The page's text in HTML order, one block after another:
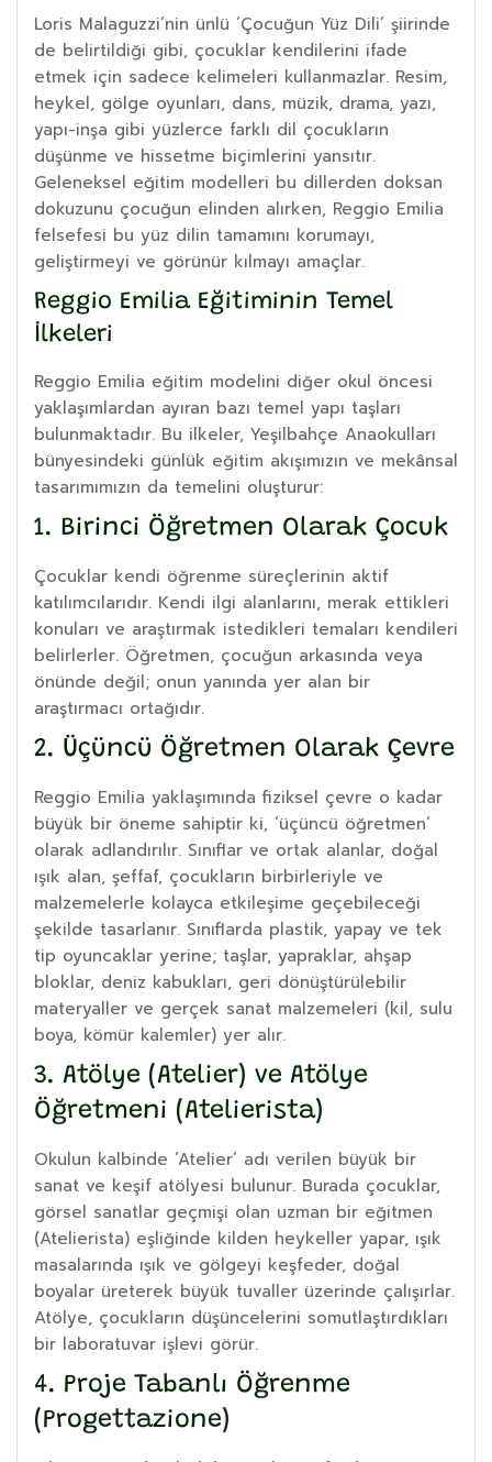
Loris Malaguzzi’nin ünlü ‘Çocuğun Yüz Dili’ şiirinde
de belirtildiği gibi, çocuklar kendilerini ifade
etmek için sadece kelimeleri kullanmazlar. Resim,
heykel, gölge oyunları, dans, müzik, drama, yazı,
yapı-inşa gibi yüzlerce farklı dil çocukların
düşünme ve hissetme biçimlerini yansıtır.
Geleneksel eğitim modelleri bu dillerden doksan
dokuzunu çocuğun elinden alırken, Reggio Emilia
felsefesi bu yüz dilin tamamını korumayı,
geliştirmeyi ve görünür kılmayı amaçlar.
Reggio Emilia Eğitiminin Temel
İlkeleri
Reggio Emilia eğitim modelini diğer okul öncesi
yaklaşımlardan ayıran bazı temel yapı taşları
bulunmaktadır. Bu ilkeler, Yeşilbahçe Anaokulları
bünyesindeki günlük eğitim akışımızın ve mekânsal
tasarımımızın da temelini oluşturur:
1. Birinci Öğretmen Olarak Çocuk
Çocuklar kendi öğrenme süreçlerinin aktif
katılımcılarıdır. Kendi ilgi alanlarını, merak ettikleri
konuları ve araştırmak istedikleri temaları kendileri
belirlerler. Öğretmen, çocuğun arkasında veya
önünde değil; onun yanında yer alan bir
araştırmacı ortağıdır.
2. Üçüncü Öğretmen Olarak Çevre
Reggio Emilia yaklaşımında fiziksel çevre o kadar
büyük bir öneme sahiptir ki, ‘üçüncü öğretmen’
olarak adlandırılır. Sınıflar ve ortak alanlar, doğal
ışık alan, şeffaf, çocukların birbirleriyle ve
malzemelerle kolayca etkileşime geçebileceği
şekilde tasarlanır. Sınıflarda plastik, yapay ve tek
tip oyuncaklar yerine; taşlar, yapraklar, ahşap
bloklar, deniz kabukları, geri dönüştürülebilir
materyaller ve gerçek sanat malzemeleri (kil, sulu
boya, kömür kalemler) yer alır.
3. Atölye (Atelier) ve Atölye
Öğretmeni (Atelierista)
Okulun kalbinde ‘Atelier’ adı verilen büyük bir
sanat ve keşif atölyesi bulunur. Burada çocuklar,
görsel sanatlar geçmişi olan uzman bir eğitmen
(Atelierista) eşliğinde kilden heykeller yapar, ışık
masalarında ışık ve gölgeyi keşfeder, doğal
boyalar üreterek büyük tuvaller üzerinde çalışırlar.
Atölye, çocukların düşüncelerini somutlaştırdıkları
bir laboratuvar işlevi görür.
4. Proje Tabanlı Öğrenme
(Progettazione)